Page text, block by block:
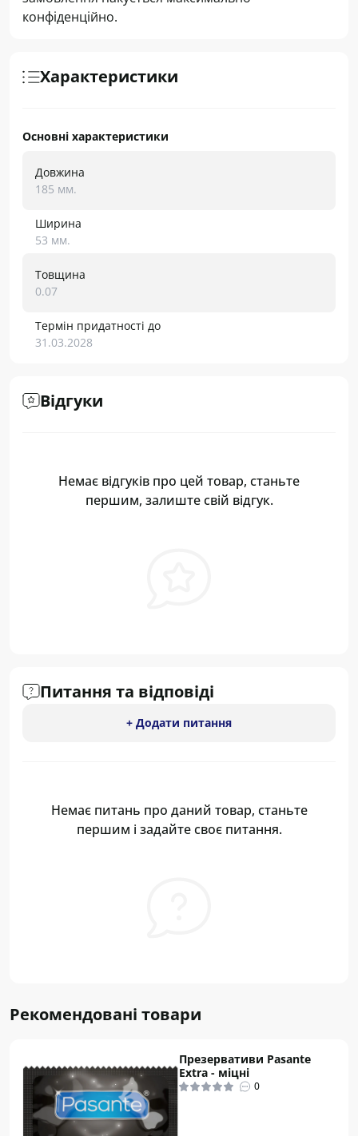
конфіденційно.
Характеристики
Основні характеристики
Довжина
185 мм.
Ширина
53 мм.
Товщина
0.07
Термін придатності до
31.03.2028
Відгуки
Немає відгуків про цей товар, станьте
першим, залиште свій відгук.
Питання та відповіді
+ Додати питання
Немає питань про даний товар, станьте
першим і задайте своє питання.
Рекомендовані товари
Презервативи Pasante
Extra - міцні
0